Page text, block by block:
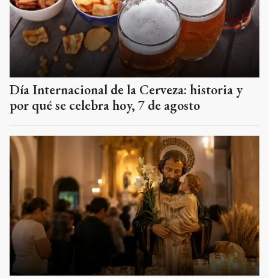
Día Internacional de la Cerveza: historia y
por qué se celebra hoy, 7 de agosto